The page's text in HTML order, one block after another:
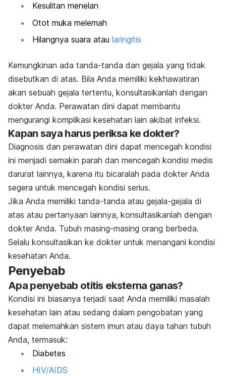
Kesulitan menelan
Otot muka melemah
Hilangnya suara atau laringitis
Kemungkinan ada tanda-tanda dan gejala yang tidak
disebutkan di atas. Bila Anda memiliki kekhawatiran
akan sebuah gejala tertentu, konsultasikanlah dengan
dokter Anda. Perawatan dini dapat membantu
mengurangi komplikasi kesehatan lain akibat infeksi.
Kapan saya harus periksa ke dokter?
Diagnosis dan perawatan dini dapat mencegah kondisi
ini menjadi semakin parah dan mencegah kondisi medis
darurat lainnya, karena itu bicaralah pada dokter Anda
segera untuk mencegah kondisi serius.
Jika Anda memiliki tanda-tanda atau gejala-gejala di
atas atau pertanyaan lainnya, konsultasikanlah dengan
dokter Anda. Tubuh masing-masing orang berbeda.
Selalu konsultasikan ke dokter untuk menangani kondisi
kesehatan Anda.
Penyebab
Apa penyebab otitis eksterna ganas?
Kondisi ini biasanya terjadi saat Anda memiliki masalah
kesehatan lain atau sedang dalam pengobatan yang
dapat melemahkan sistem imun atau daya tahan tubuh
Anda, termasuk:
Diabetes
HIV/AIDS